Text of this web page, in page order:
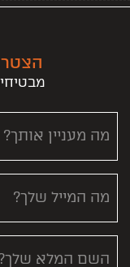
מה מעניין אותך?
מה המייל שלך?
השם המלא